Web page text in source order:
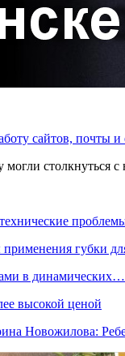
сайтов, почты и
могли
губки
в динамических…
высокой ценой
Новожилова: